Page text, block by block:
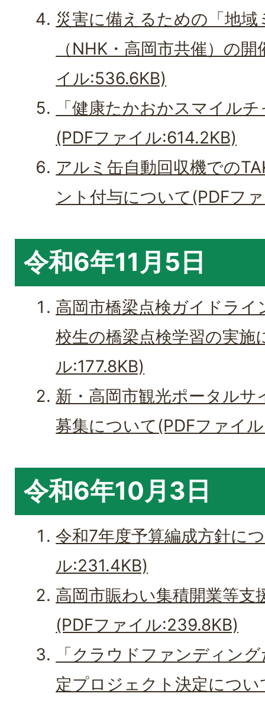
災害に備えるための「地
（NHK・高岡市共催）の
イル:536.6KB)
「健康たかおかスマイル
(PDFファイル:614.2KB)
アルミ缶自動回収機での
ント付与について(PDFフ
令和6年11月5日
高岡市橋梁点検ガイドラ
校生の橋梁点検学習の実施
ル:177.8KB)
新・高岡市観光ポータル
募集について(PDFファイ
令和6年10月3日
令和7年度予算編成方針に
ル:231.4KB)
高岡市賑わい集積開業等支
(PDFファイル:239.8KB)
「クラウドファンディン
定プロジェクト決定につ